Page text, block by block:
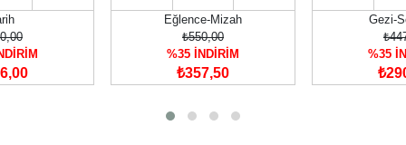
Eğlence-Mizah
₺550,00
%35 İNDİRİM
₺357,50
Gezi-
%35